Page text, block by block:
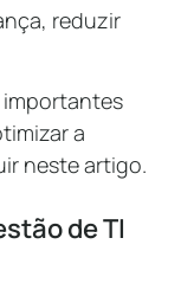
ça, reduzir
importantes
timizara
neste artigo.
de TI